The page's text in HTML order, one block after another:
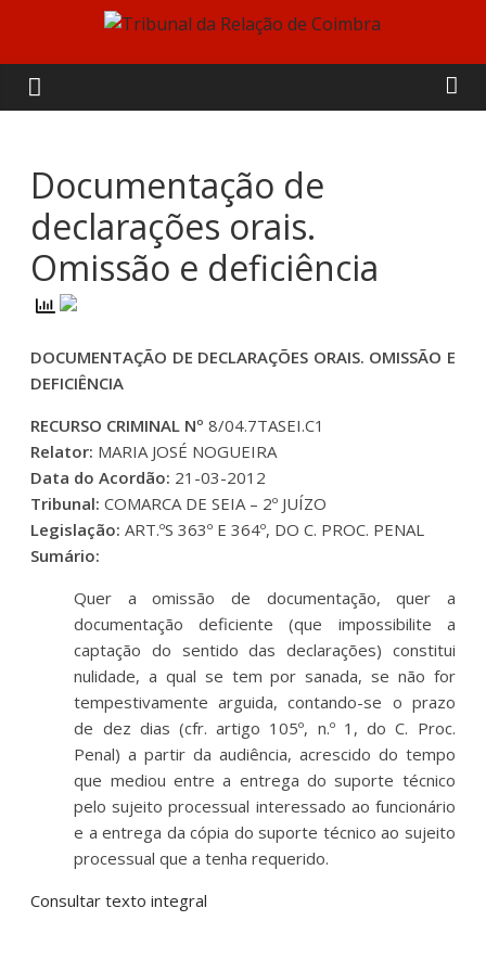
content
Tribunal
da
Relação
de
Coimbra
Documentação de
declarações orais.
Omissão e deficiência
DOCUMENTAÇÃO DE DECLARAÇÕES ORAIS. OMISSÃO E
DEFICIÊNCIA
RECURSO CRIMINAL Nº 8/04.7TASEI.C1
Relator: MARIA JOSÉ NOGUEIRA
Data do Acordão: 21-03-2012
Tribunal:COMARCA DE SEIA – 2º JUÍZO
Legislação:ART.ºS 363º E 364º, DO C. PROC. PENAL
Sumário:
Quer a omissão de documentação, quer a
documentação deficiente (que impossibilite a
captação do sentido das declarações) constitui
nulidade, a qual se tem por sanada, se não for
tempestivamente arguida, contando-se o prazo
de dez dias (cfr. artigo 105º, n.º 1, do C. Proc.
Penal) a partir da audiência, acrescido do tempo
que mediou entre a entrega do suporte técnico
pelo sujeito processual interessado ao funcionário
e a entrega da cópia do suporte técnico ao sujeito
processual que a tenha requerido.
Consultar texto integral